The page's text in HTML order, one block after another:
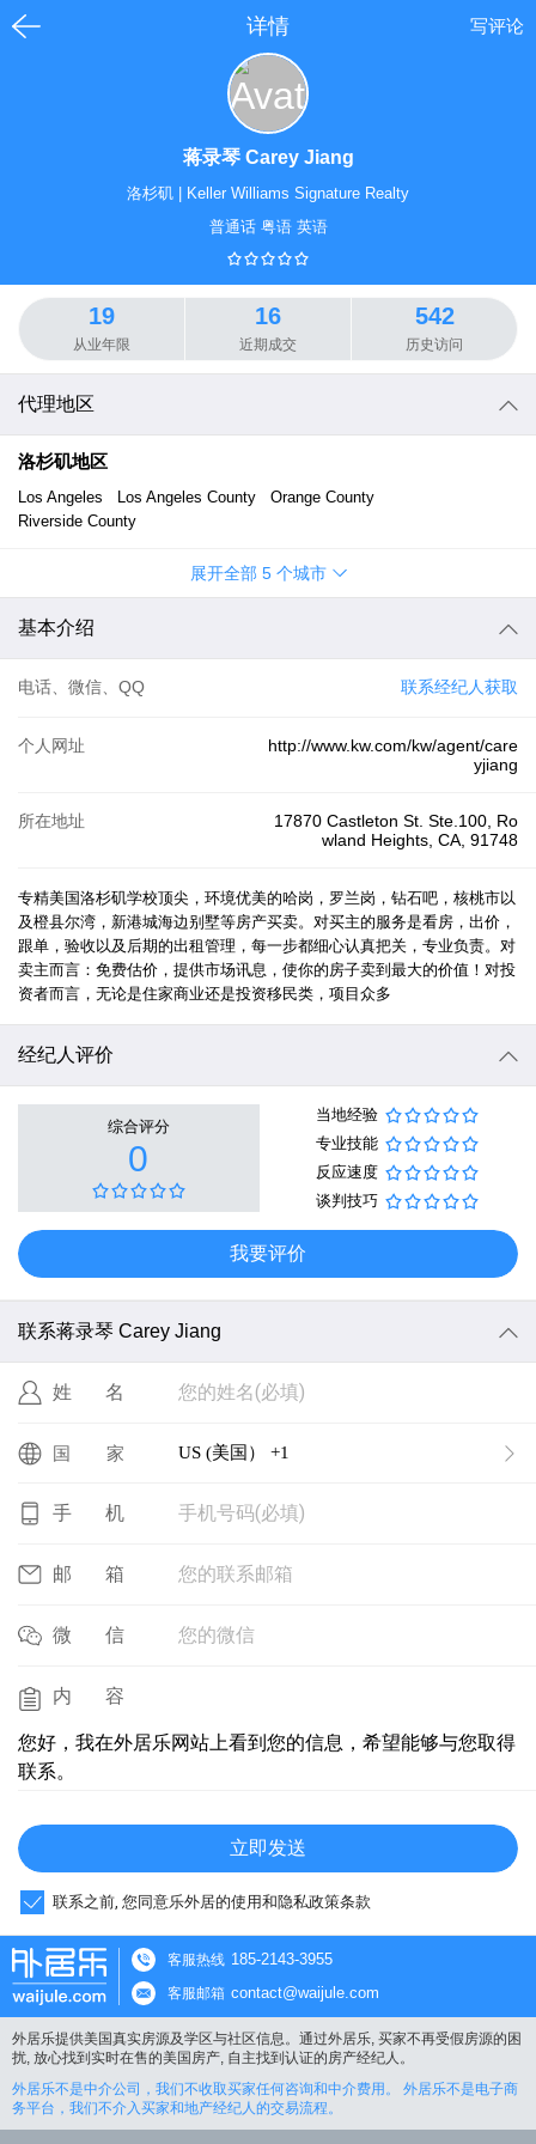
蒋录琴 Carey Jiang
洛杉矶
Keller Williams Signature Realty
普通话 粤语 英语
19
从业年限
16
近期成交
542
历史访问
代理地区
洛杉矶地区
Los Angeles Los Angeles County
Orange County
Riverside County
展开全部 5个城市
基本介绍
电话、微信、QQ 联系经纪人获取
个人网址
http://www.kw.com/kw/agent/care
yjiang
所在地址
17870 Castleton St. Ste.100, Ro
wland Heights, CA, 91748
专精美国洛杉矶学校顶尖，环境优美的哈岗，罗兰岗，钻石吧，核桃市以
及橙县尔湾，新港城海边别墅等房产买卖。对买主的服务是看房，出价，
跟单，验收以及后期的出租管理，每一步都细心认真把关，专业负责。对
卖主而言：免费估价，提供市场讯息，使你的房子卖到最大的价值！对投
经纪人评价
综合评分
0
当地经验
专业技能
反应速度
谈判技巧
我要评价
联系蒋录琴 Carey Jiang
姓名 您的姓名(必填)
国家 US (美国） +1
手机 手机号码(必填)
邮箱 您的联系邮箱
微信 您的微信
内容
您好，我在外居乐网站上看到您的信息，希望能够与您取得
联系。
立即发送
联系之前, 您同意乐外居的使用和隐私政策条款
客服热线 185-2143-3955
客服邮箱 contact@waijule.com
外居乐提供美国真实房源及学区与社区信息。通过外居乐, 买家不再受假房源的困
扰, 放心找到实时在售的美国房产, 自主找到认证的房产经纪人。
外居乐不是中介公司，我们不收取买家任何咨询和中介费用。 外居乐不是电子商
务平台，我们不介入买家和地产经纪人的交易流程。
详情 写评论